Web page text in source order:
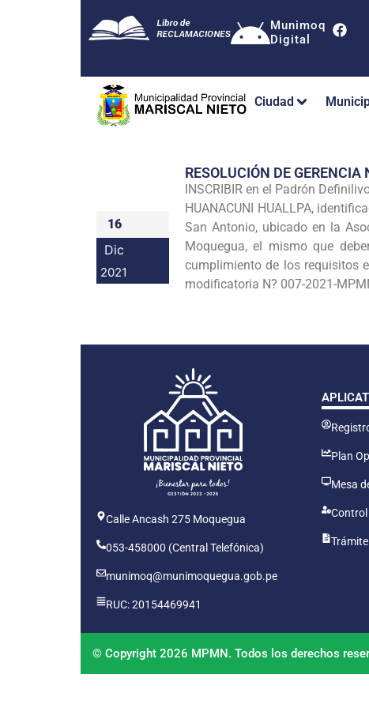
Munimoq
Digital
Ciudad
16
Dic
2021
RESOLUCIÓN DE
INSCRIBIR en el Padrón
HUANACUNI HUALLPA,
San Antonio, ubicado en la
Moquegua, el mismo que
cumplimiento de los requisitos
modificatoria N? 007-2021-
Calle Ancash 275 Moquegua
053-458000 (Central Telefónica)
munimoq@munimoquegua.gob.pe
RUC: 20154469941
Plan
Mesa
Control
© Copyright 2026 MPMN. Todos los derechos